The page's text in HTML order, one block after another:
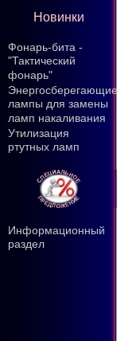
Новинки
Фонарь-бита -
"Тактический
фонарь"
Энергосберегающие
лампы для замены
ламп накаливания
Утилизация
ртутных ламп
Информационный
раздел